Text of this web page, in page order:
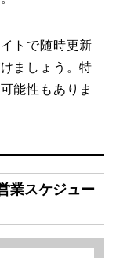
トで随時更新
ましょう。特
能性もありま
業スケジュー